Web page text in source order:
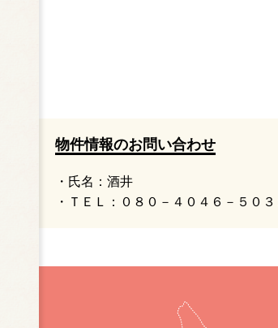
物件情報のお問い合わせ
・氏名：酒井
・ＴＥＬ：０８０－４０４６－５０３